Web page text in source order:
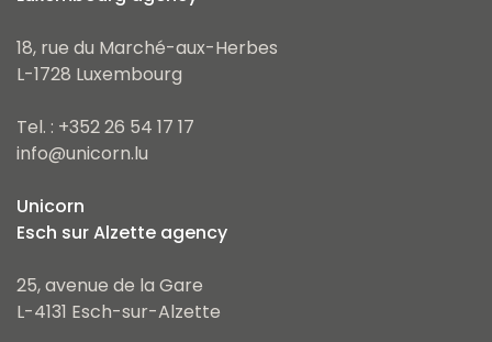
18, rue du Marché-aux-Herbes
L-1728 Luxembourg
Tel. : +352 26 54 17 17
info@unicorn.lu
Unicorn
Esch sur Alzette agency
25, avenue de la Gare
L-4131 Esch-sur-Alzette